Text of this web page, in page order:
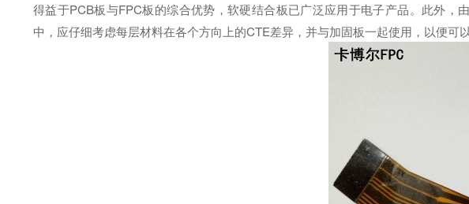
得益于PCB板与FPC板的综合优势，软硬结合板已广泛应用于电子产品。此外，
中，应仔细考虑每层材料在各个方向上的CTE差异，并与加固板一起使用，以便可